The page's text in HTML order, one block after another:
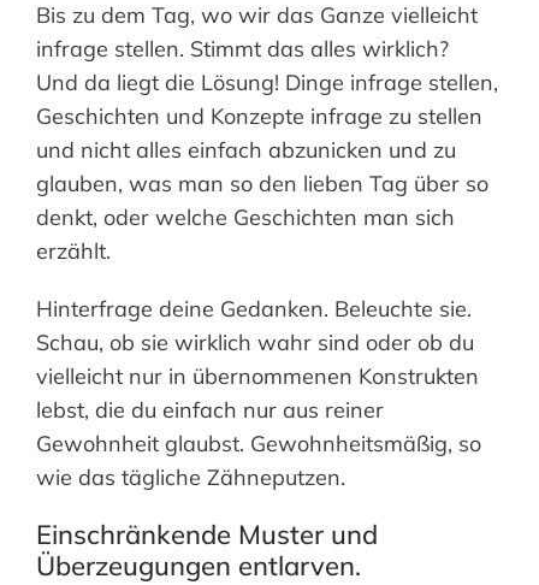
Bis zu dem Tag, wo wir das Ganze vielleicht
infrage stellen. Stimmt das alles wirklich?
Und da liegt die Lösung! Dinge infrage stellen,
Geschichten und Konzepte infrage zu stellen
und nicht alles einfach abzunicken und zu
glauben, was man so den lieben Tag über so
denkt, oder welche Geschichten man sich
erzählt.
Hinterfrage deine Gedanken. Beleuchte sie.
Schau, ob sie wirklich wahr sind oder ob du
vielleicht nur in übernommenen Konstrukten
lebst, die du einfach nur aus reiner
Gewohnheit glaubst. Gewohnheitsmäßig, so
wie das tägliche Zähneputzen.
Einschränkende Muster und
Überzeugungen entlarven.